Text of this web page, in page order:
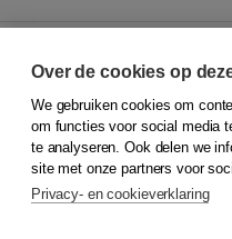
© 2026Koninklijke Boom
Klantenservice
Service & informatie
Contact
Over de cookies op
We gebruiken cookies om
om functies voor social media
te analyseren. Ook delen we
site met onze partners voor
Privacy- en cookieverklaring